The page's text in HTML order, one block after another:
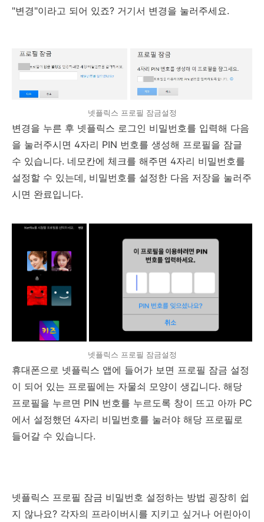
"변경"이라고 되어 있죠? 거기서 변경을 눌러주세요.
넷플릭스 프로필 잠금설정
변경을 누른 후 넷플릭스 로그인 비밀번호를 입력해 다음
을 눌러주시면 4자리 PIN 번호를 생성해 프로필을 잠글
수 있습니다. 네모칸에 체크를 해주면 4자리 비밀번호를
설정할 수 있는데, 비밀번호를 설정한 다음 저장을 눌러주
시면 완료입니다.
넷플릭스 프로필 잠금설정
휴대폰으로 넷플릭스 앱에 들어가 보면 프로필 잠금 설정
이 되어 있는 프로필에는 자물쇠 모양이 생깁니다. 해당
프로필을 누르면 PIN 번호를 누르도록 창이 뜨고 아까 PC
에서 설정했던 4자리 비밀번호를 눌러야 해당 프로필로
들어갈 수 있습니다.
넷플릭스 프로필 잠금 비밀번호 설정하는 방법 굉장히 쉽
지 않나요? 각자의 프라이버시를 지키고 싶거나 어린아이